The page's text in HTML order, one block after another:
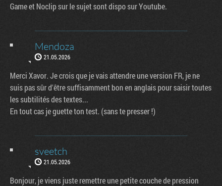
Game et Noclip sur le sujet sont dispo sur Youtube.
Mendoza
21.05.2026
Merci Xavor. Je crois que je vais attendre une version FR, je ne
suis pas sûr d'être suffisamment bon en anglais pour saisir toutes
les subtilités des textes...
En tout cas je guette ton test. (sans te presser !)
sveetch
21.05.2026
Bonjour, je viens juste remettre une petite couche de pression